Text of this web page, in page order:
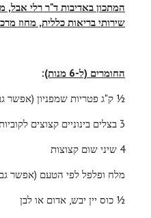
המתכון באדיבות ד"ר רלי אבל,
שירותי בריאות כללית, מחוז
החומרים (ל-6 מנות)
:
½ ק"ג פטריות שמפניון (אפשר
3 בצלים בינוניים קצוצים לקוביות קטנות
4 שיני שום קצוצות
מלח ופלפל לפי הטעם (אפשר
½ כוס יין יבש, אדום או לבן